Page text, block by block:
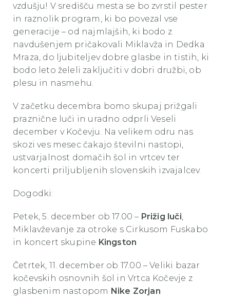
vzdušju! V središču mesta se bo zvrstil pester
in raznolik program, ki bo povezal vse
generacije – od najmlajših, ki bodo z
navdušenjem pričakovali Miklavža in Dedka
Mraza, do ljubiteljev dobre glasbe in tistih, ki
bodo leto želeli zaključiti v dobri družbi, ob
plesu in nasmehu.
V začetku decembra bomo skupaj prižgali
praznične luči in uradno odprli Veseli
december v Kočevju. Na velikem odru nas
skozi ves mesec čakajo številni nastopi,
ustvarjalnost domačih šol in vrtcev ter
koncerti priljubljenih slovenskih izvajalcev.
Dogodki:
Petek, 5. december ob 17.00 – Prižig luči,
Miklavževanje za otroke s Cirkusom Fuskabo
in koncert skupine Kingston
Četrtek, 11. december ob 17.00 – Veliki bazar
kočevskih osnovnih šol in Vrtca Kočevje z
glasbenim nastopom Nike Zorjan